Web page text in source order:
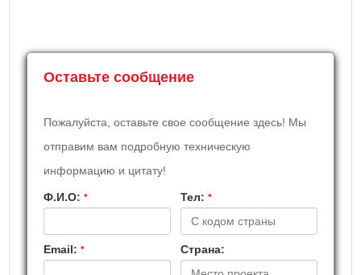
Оставьте сообщение
Пожалуйста, оставьте свое сообщение здесь! Мы
отправим вам подробную техническую
информацию и цитату!
Ф.И.О:* Teл: *
Email:* Страна: